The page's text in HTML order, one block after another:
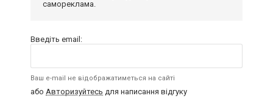
самореклама.
Введіть email:
Ваш e-mail не відображатиметься на сайті
або Авторизуйтесь для написання відгуку